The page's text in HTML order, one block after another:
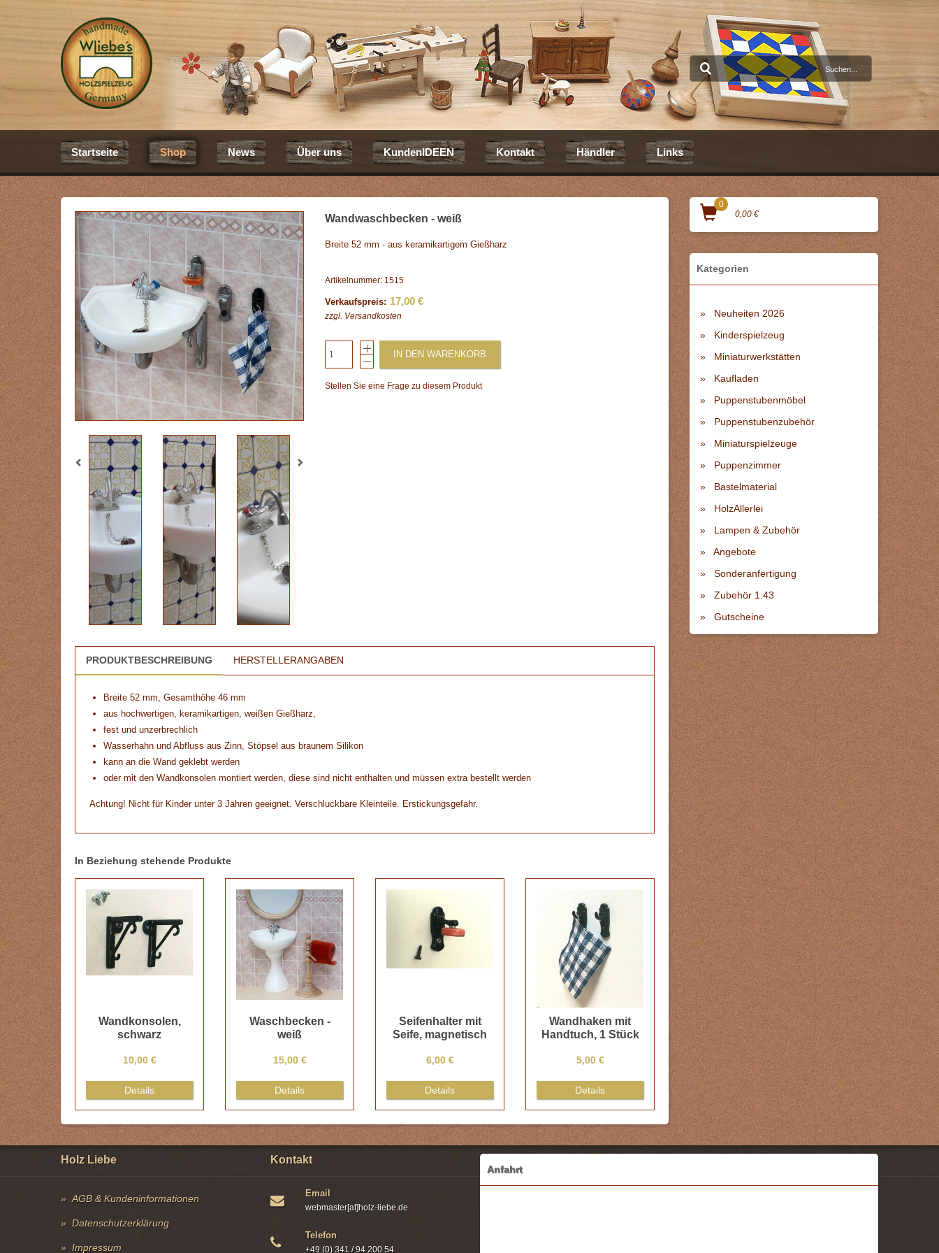
Startseite Shop News Über uns KundenIDEEN Kontakt Händler Links
Previous
Wandwaschbecken - weiß
Breite 52 mm - aus keramikartigem Gießharz
Artikelnummer: 1515
Verkaufspreis: 17,00 €
zzgl. Versandkosten
IN DEN WARENKORB
Stellen Sie eine Frage zu diesem Produkt
PRODUKTBESCHREIBUNG HERSTELLERANGABEN
Breite 52 mm, Gesamthöhe 46 mm
aus hochwertigen, keramikartigen, weißen Gießharz,
fest und unzerbrechlich
Wasserhahn und Abfluss aus Zinn, Stöpsel aus braunem Silikon
kann an die Wand geklebt werden
oder mit den Wandkonsolen montiert werden, diese sind nicht enthalten und müssen extra bestellt werden
Achtung! Nicht für Kinder unter 3 Jahren geeignet. Verschluckbare Kleinteile. Erstickungsgefahr.
In Beziehung stehende Produkte
Wandkonsolen,
schwarz
10,00 €
Details
Waschbecken -
weiß
15,00 €
Details
Seifenhalter mit
Seife, magnetisch
6,00 €
Details
Wandhaken mit
Handtuch, 1 Stück
5,00 €
Details
0
0,00 €
Kategorien
Neuheiten 2026
Kinderspielzeug
Miniaturwerkstätten
Kaufladen
Puppenstubenmöbel
Puppenstubenzubehör
Miniaturspielzeuge
Puppenzimmer
Bastelmaterial
HolzAllerlei
Lampen & Zubehör
Angebote
Sonderanfertigung
Zubehör 1:43
Gutscheine
Holz Liebe
AGB & Kundeninformationen
Datenschutzerklärung
Impressum
Kontakt
Email
webmaster[at]holz-liebe.de
Telefon
+49 (0) 341 / 94 200 54
Anfahrt